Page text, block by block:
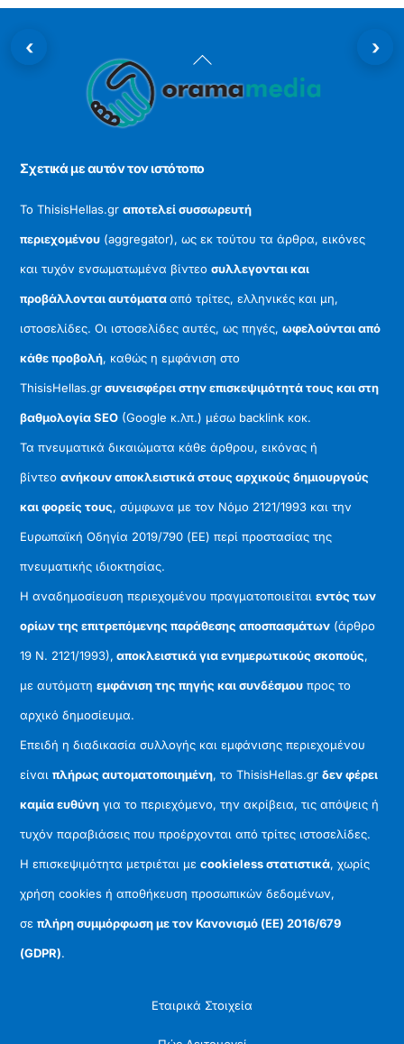
Back
To
Σχετικά με αυτόν τον ιστότοπο
Το ThisisHellas.grαποτελεί συσσωρευτή
περιεχομένου (aggregator), ως εκ τούτου τα άρθρα, εικόνες
και τυχόν ενσωματωμένα βίντεοσυλλεγονται και
προβάλλονται αυτόματααπό τρίτες, ελληνικές και μη,
ιστοσελίδες. Οι ιστοσελίδες αυτές, ως πηγές,ωφελούνται από
κάθε προβολή, καθώς η εμφάνιση στο
ThisisHellas.grσυνεισφέρει στην επισκεψιμότητά τους και στη
βαθμολογία SEO (Google κ.λπ.) μέσω backlink κοκ.
Τα πνευματικά δικαιώματα κάθε άρθρου, εικόνας ή
βίντεοανήκουν αποκλειστικά στους αρχικούς δημιουργούς
και φορείς τους, σύμφωνα με τον Νόμο 2121/1993 και την
Ευρωπαϊκή Οδηγία 2019/790 (ΕΕ) περί προστασίας της
πνευματικής ιδιοκτησίας.
Η αναδημοσίευση περιεχομένου πραγματοποιείταιεντός των
ορίων της επιτρεπόμενης παράθεσης αποσπασμάτων (άρθρο
19 Ν. 2121/1993), αποκλειστικά για ενημερωτικούς σκοπούς,
με αυτόματηεμφάνιση της πηγής και συνδέσμου προς το
αρχικό δημοσίευμα.
Επειδή η διαδικασία συλλογής και εμφάνισης περιεχομένου
είναιπλήρως αυτοματοποιημένη, το ThisisHellas.grδεν φέρει
καμία ευθύνη για το περιεχόμενο, την ακρίβεια, τις απόψεις ή
τυχόν παραβιάσεις που προέρχονται από τρίτες ιστοσελίδες.
Η επισκεψιμότητα μετριέται μεcookieless στατιστικά, χωρίς
χρήση cookies ή αποθήκευση προσωπικών δεδομένων,
σεπλήρη συμμόρφωση με τον Κανονισμό (ΕΕ) 2016/679
(GDPR).
Εταιρικά Στοιχεία
‹ ›